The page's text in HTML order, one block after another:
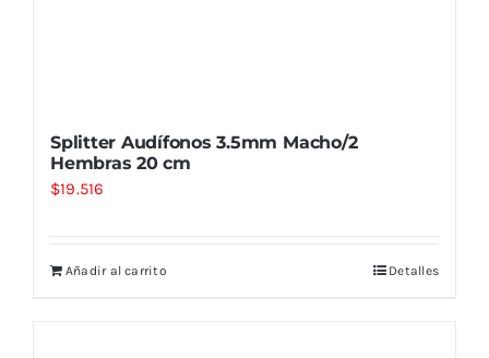
Splitter Audífonos 3.5mm Macho/2
Hembras 20 cm
$19.516
Añadir al carrito Detalles